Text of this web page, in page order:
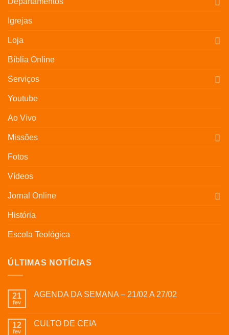
Igrejas
Loja
Bíblia Online
Serviços
Youtube
Ao Vivo
Missões
Fotos
Vídeos
Jornal Online
História
Escola Teológica
ÚLTIMAS NOTÍCIAS
21
fev
AGENDA DA SEMANA – 21/02 A 27/02
12
fev
CULTO DE CEIA